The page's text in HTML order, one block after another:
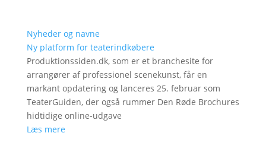
Nyheder og navne
Ny platform for teaterindkøbere
Produktionssiden.dk, som er et branchesite for
arrangører af professionel scenekunst, får en
markant opdatering og lanceres 25. februar som
TeaterGuiden, der også rummer Den Røde Brochures
hidtidige online-udgave
Læs mere